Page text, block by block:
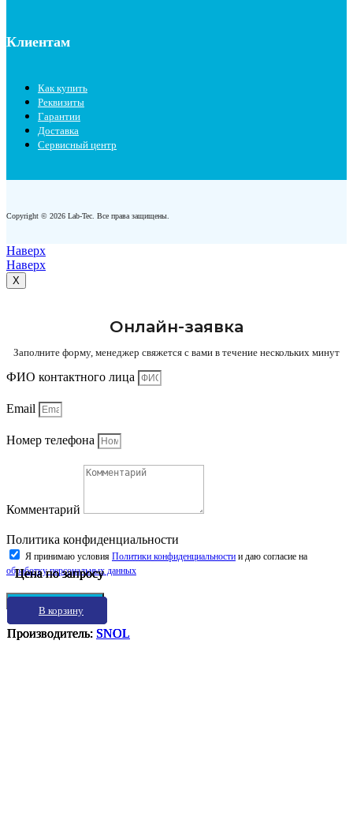
Цена по запросу
В корзину
Производитель: SNOL
Цена по запросу
В корзину
Производитель: SNOL
Цена по запросу
В корзину
Производитель: SNOL
Цена по запросу
В корзину
Производитель: SNOL
Клиентам
Как купить
Реквизиты
Гарантии
Доставка
Сервисный центр
Copyright © 2026 Lab-Tec. Все права защищены.
Наверх
Наверх
X
Онлайн-заявка
Заполните форму, менеджер свяжется с вами в течение нескольких минут
ФИО контактного лица
Email
Номер телефона
Комментарий
Политика конфиденциальности
Я принимаю условия Политики конфиденциальности и даю согласие на
обработку персональных данных